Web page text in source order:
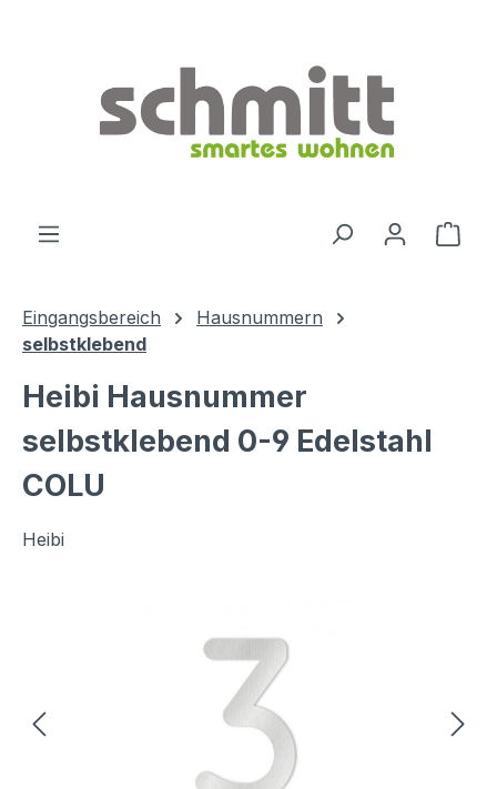
Eingangsbereich
Hausnummern
selbstklebend
Heibi Hausnummer
selbstklebend 0-9 Edelstahl
COLU
Heibi